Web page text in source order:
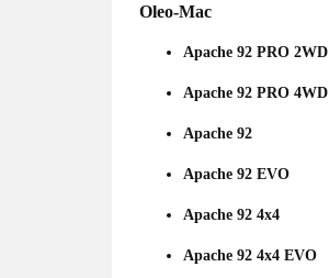
Oleo-Mac
Apache 92 PRO 2WD
Apache 92 PRO 4WD
Apache 92
Apache 92 EVO
Apache 92 4x4
Apache 92 4x4 EVO